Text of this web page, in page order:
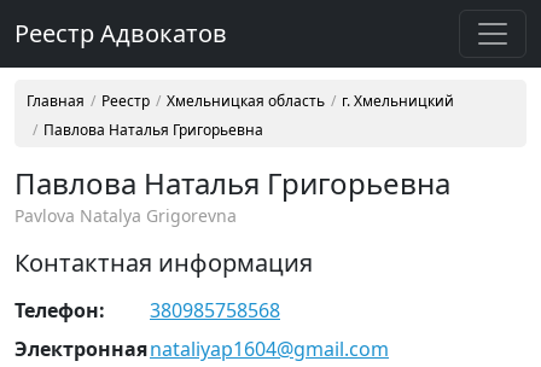
Реестр Адвокатов
Главная Реестр Хмельницкая область
г. Хмельницкий
Павлова Наталья Григорьевна
Павлова Наталья Григорьевна
Pavlova Natalya Grigorevna
Контактная информация
Телефон:
380985758568
Электроннаяnataliyap1604@gmail.com